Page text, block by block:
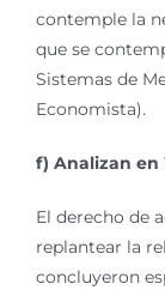
contemple la
que se
Sistemas de
Economista).
f) Analizan en
El derecho de
replantear la
concluyeron